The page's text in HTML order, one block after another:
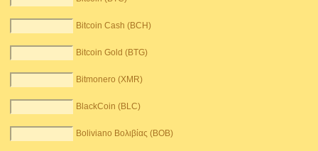
Bitcoin Cash (BCH)
Bitcoin Gold (BTG)
Bitmonero (XMR)
BlackCoin (BLC)
Boliviano Βολιβίας (BOB)